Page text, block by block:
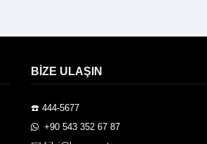
BIZE ULAŞIN
☎️ 444-5677
️ +90 543 352 67 87